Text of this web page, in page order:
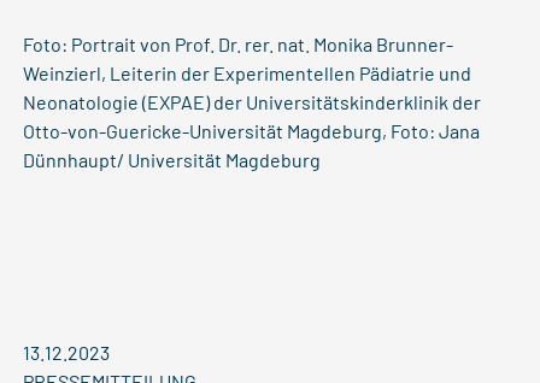
Foto: Portrait von Prof. Dr. rer. nat. Monika Brunner-
Weinzierl, Leiterin der Experimentellen Pädiatrie und
Neonatologie (EXPAE) der Universitätskinderklinik der
Otto-von-Guericke-Universität Magdeburg, Foto: Jana
Dünnhaupt/ Universität Magdeburg
13.12.2023